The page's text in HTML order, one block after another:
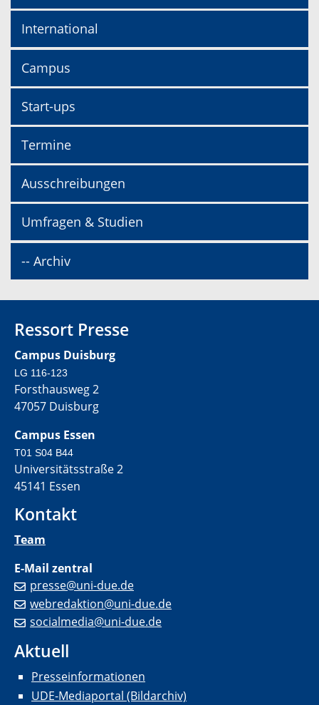
International
Campus
Start-ups
Termine
Ausschreibungen
Umfragen & Studien
-- Archiv
Ressort Presse
Campus Duisburg
LG 116-123
Forsthausweg 2
47057 Duisburg
Campus Essen
T01 S04 B44
Universitätsstraße 2
45141 Essen
Kontakt
Team
E-Mail zentral
presse@uni-due.de
webredaktion@uni-due.de
socialmedia@uni-due.de
Aktuell
Presseinformationen
UDE-Mediaportal (Bildarchiv)